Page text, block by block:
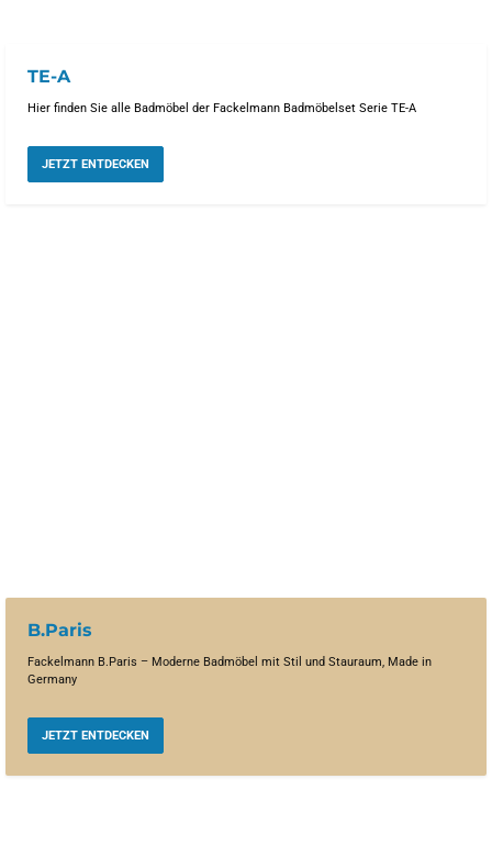
TE-A
Hier finden Sie alle Badmöbel der Fackelmann Badmöbelset Serie TE-A
JETZT ENTDECKEN
B.Paris
Fackelmann B.Paris – Moderne Badmöbel mit Stil und Stauraum, Made in
Germany
JETZT ENTDECKEN